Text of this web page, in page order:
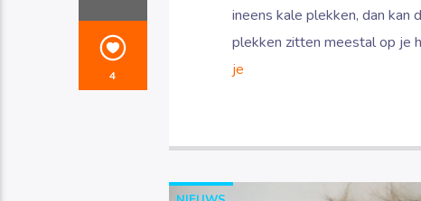
4
ineens kale plekken, dan kan
plekken zitten meestal op je
je